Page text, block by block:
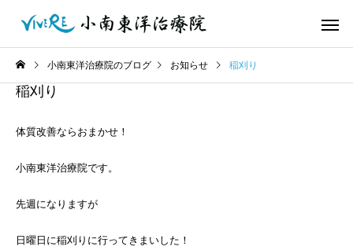
小南東洋治療院のブログ お知らせ 稲刈り
稲刈り
体質改善ならおまかせ！
小南東洋治療院です。
先週になりますが
日曜日に稲刈りに行ってきまいした！